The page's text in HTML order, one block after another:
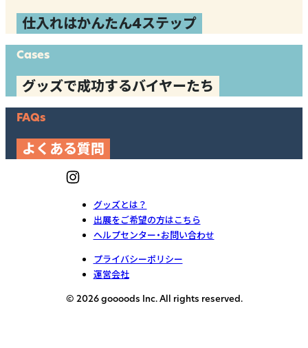
仕入れはかんたん4ステップ
Cases
グッズで成功するバイヤーたち
FAQs
よくある質問
グッズとは？
出展をご希望の方はこちら
ヘルプセンター・お問い合わせ
プライバシーポリシー
運営会社
© 2026 goooods Inc. All rights reserved.